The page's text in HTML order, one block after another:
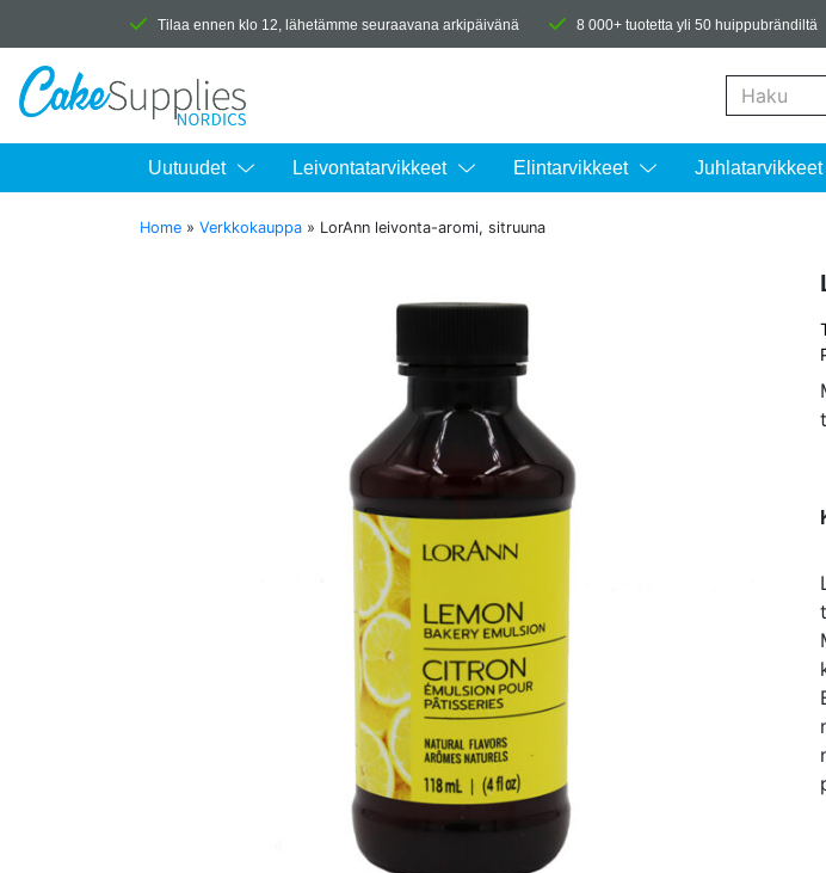
Tilaa ennen klo 12, lähetämme seuraavana arkipäivänä 8 000+ tuotetta yli 50 huippubrändiltä
Uutuudet Leivontatarvikkeet Elintarvikkeet Juhlatarvikkeet
Home » Verkkokauppa » LorAnn leivonta-aromi, sitruuna